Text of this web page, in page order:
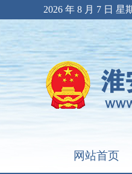
2026 年 8 月 7 日 星
网站首页